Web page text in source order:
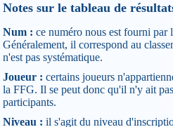
Notes sur le tableau de
Num : ce numéro nous est fourni par
Généralement, il correspond au
n'est pas systématique.
Joueur : certains joueurs
la FFG. Il se peut donc qu'il n'y ait
participants.
Niveau : il s'agit du niveau